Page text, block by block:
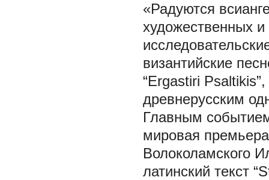
«Радуются
художественных и
византийские
“Ergastiri
древнерусским
Главным
мировая
Волоколамского
латинский текст